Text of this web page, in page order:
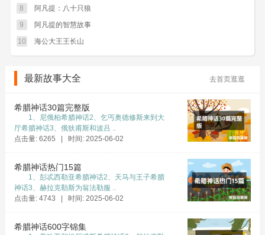
8
阿凡提：八十只狼
9
阿凡提的智慧故事
10
海公大王王长山
最新故事大全 去首页逛逛
希腊神话30篇完整版
1、尼俄柏希腊神话2、乞丐奥德修斯来到大
厅希腊神话3、俄狄甫斯和波吕 ..
点击量: 6265 | 时间: 2025-06-02
希腊神话热门15篇
1、彭忒西勒亚希腊神话2、天马与王子希腊
神话3、赫拉克勒斯为翁法勒服 ..
点击量: 4743 | 时间: 2025-06-02
希腊神话600字锦集